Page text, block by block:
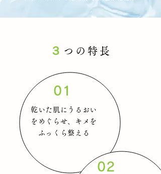
３ つの特長
01
02
乾いた肌にうるおい
をめぐらせ、キメを
ふっくら整える